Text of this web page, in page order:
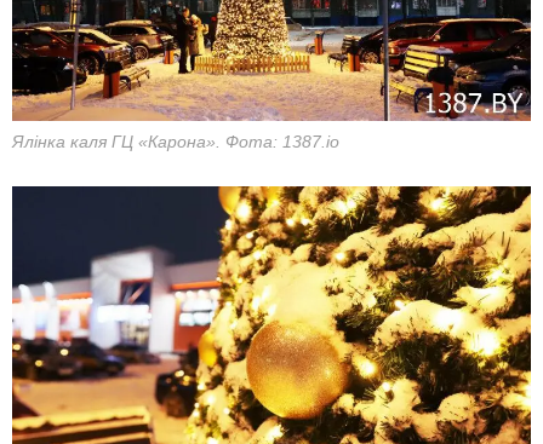
Ялінка каля ГЦ «Карона». Фота: 1387.io